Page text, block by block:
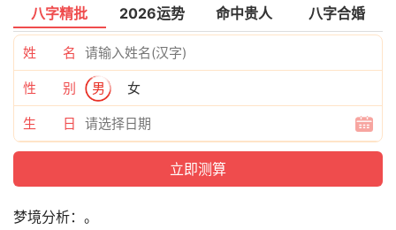
八字精批 2026运势 命中贵人 八字合婚
姓 名
性 别 男 女
生 日
梦境分析：。